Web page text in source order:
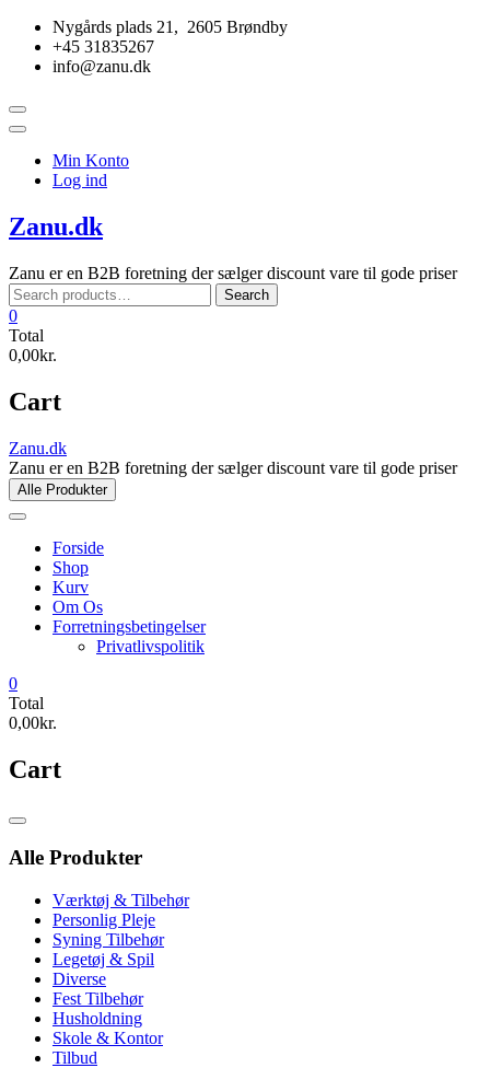
Skip
content
Nygårds plads 21, 2605 Brøndby
+45 31835267
info@zanu.dk
Topbar
Menu
Min Konto
Log ind
Zanu.dk
Zanu er en B2B foretning der sælger discount vare til gode priser
Search
for:
Search
0
Total
0,00kr.
Cart
Zanu.dk
Zanu er en B2B foretning der sælger discount vare til gode priser
Alle Produkter
Forside
Shop
Kurv
Om Os
Forretningsbetingelser
Privatlivspolitik
0
Total
0,00kr.
Cart
Catalog
Alle Produkter
Værktøj & Tilbehør
Personlig Pleje
Syning Tilbehør
Legetøj & Spil
Diverse
Fest Tilbehør
Husholdning
Skole & Kontor
Tilbud